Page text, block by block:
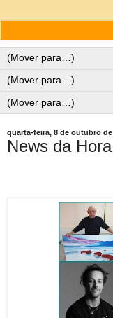
quarta-feira, 8 de outubro de
News da